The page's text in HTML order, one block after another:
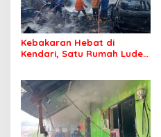
Kebakaran Hebat di
Kendari, Satu Rumah Ludes